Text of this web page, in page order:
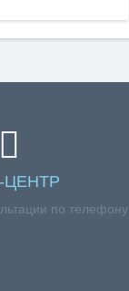
ЦЕНТР
по телефону